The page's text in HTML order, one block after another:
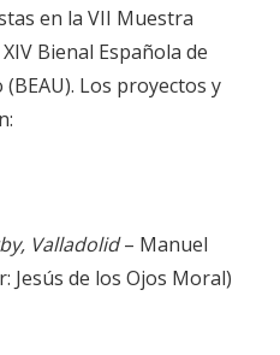
en la VII Muestra
Bienal Española de
Los proyectos y
Valladolid– Manuel
Jesús de los Ojos Moral)